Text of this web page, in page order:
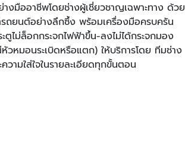
างมืออาชีพโดยช่างผู้เชี่ยวชาญเฉพาะทาง ด้วย
รถยนต์อย่างลึกซึ้ง พร้อมเครื่องมือครบครัน
ไม่ล็อกกระจกไฟฟ้าขึ้น-ลงไม่ได้กระจกมอง
หมอนระเบิดหรือแตก) ให้บริการโดย ทีมช่าง
ามใส่ใจในรายละเอียดทุกขั้นตอน